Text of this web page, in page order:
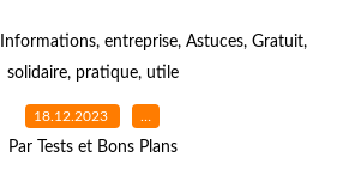
Informations, entreprise, Astuces, Gratuit,
solidaire, pratique, utile
18.12.2023 …
Par Tests et Bons Plans